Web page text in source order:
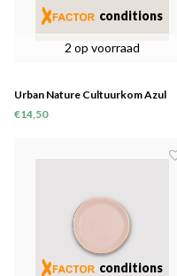
2 op voorraad
conditions
Urban Nature Cultuurkom Azul
€14,50
conditions